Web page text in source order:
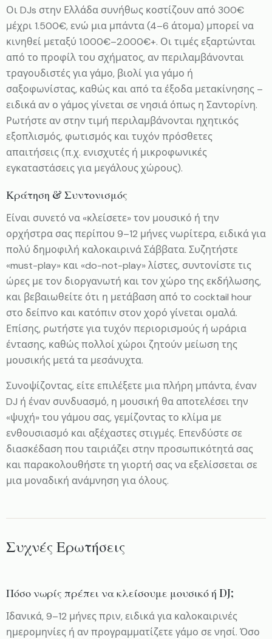
Οι DJs στην Ελλάδα συνήθως κοστίζουν από 300€
μέχρι 1.500€, ενώ μια μπάντα (4–6 άτομα) μπορεί να
κινηθεί μεταξύ 1.000€–2.000€+. Οι τιμές εξαρτώνται
από το προφίλ του σχήματος, αν περιλαμβάνονται
τραγουδιστές για γάμο, βιολί για γάμο ή
σαξοφωνίστας, καθώς και από τα έξοδα μετακίνησης –
ειδικά αν ο γάμος γίνεται σε νησιά όπως η Σαντορίνη.
Ρωτήστε αν στην τιμή περιλαμβάνονται ηχητικός
εξοπλισμός, φωτισμός και τυχόν πρόσθετες
απαιτήσεις (π.χ. ενισχυτές ή μικροφωνικές
εγκαταστάσεις για μεγάλους χώρους).
Κράτηση & Συντονισμός
Είναι συνετό να «κλείσετε» τον μουσικό ή την
ορχήστρα σας περίπου 9–12 μήνες νωρίτερα, ειδικά για
πολύ δημοφιλή καλοκαιρινά Σάββατα. Συζητήστε
«must-play» και «do-not-play» λίστες, συντονίστε τις
ώρες με τον διοργανωτή και τον χώρο της εκδήλωσης,
και βεβαιωθείτε ότι η μετάβαση από το cocktail hour
στο δείπνο και κατόπιν στον χορό γίνεται ομαλά.
Επίσης, ρωτήστε για τυχόν περιορισμούς ή ωράρια
έντασης, καθώς πολλοί χώροι ζητούν μείωση της
μουσικής μετά τα μεσάνυχτα.
Συνοψίζοντας, είτε επιλέξετε μια πλήρη μπάντα, έναν
DJ ή έναν συνδυασμό, η μουσική θα αποτελέσει την
«ψυχή» του γάμου σας, γεμίζοντας το κλίμα με
ενθουσιασμό και αξέχαστες στιγμές. Επενδύστε σε
διασκέδαση που ταιριάζει στην προσωπικότητά σας
και παρακολουθήστε τη γιορτή σας να εξελίσσεται σε
μια μοναδική ανάμνηση για όλους.
Συχνές Ερωτήσεις
Πόσο νωρίς πρέπει να κλείσουμε μουσικό ή DJ;
Ιδανικά, 9–12 μήνες πριν, ειδικά για καλοκαιρινές
ημερομηνίες ή αν προγραμματίζετε γάμο σε νησί. Όσο